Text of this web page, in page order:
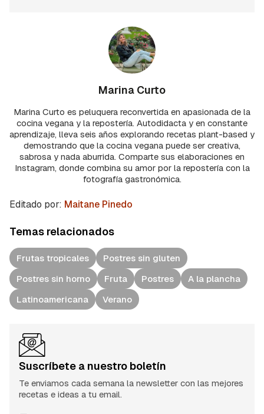
Marina Curto
Marina Curto es peluquera reconvertida en apasionada de la
cocina vegana y la repostería. Autodidacta y en constante
aprendizaje, lleva seis años explorando recetas plant-based y
demostrando que la cocina vegana puede ser creativa,
sabrosa y nada aburrida. Comparte sus elaboraciones en
Instagram, donde combina su amor por la repostería con la
fotografía gastronómica.
Editado por: Maitane Pinedo
Temas relacionados
Frutas tropicales
Postres sin gluten
Postres sin horno
Fruta Postres
A la plancha
Latinoamericana
Verano
Suscríbete a nuestro boletín
Te enviamos cada semana la newsletter con las mejores
recetas e ideas a tu email.